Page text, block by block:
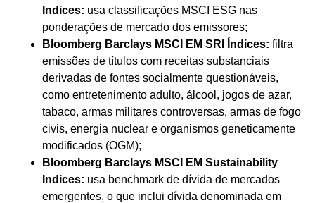
Indices: usa classificações MSCI ESG nas
ponderações de mercado dos emissores;
Bloomberg Barclays MSCI EM SRI Índices: filtra
emissões de títulos com receitas substanciais
derivadas de fontes socialmente questionáveis,
como entretenimento adulto, álcool, jogos de azar,
tabaco, armas militares controversas, armas de fogo
civis, energia nuclear e organismos geneticamente
modificados (OGM);
Bloomberg Barclays MSCI EM Sustainability
Indices: usa benchmark de dívida de mercados
emergentes, o que inclui dívida denominada em